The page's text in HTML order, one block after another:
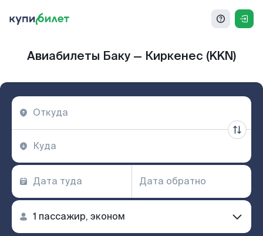
Авиабилеты Баку — Киркенес (KKN)